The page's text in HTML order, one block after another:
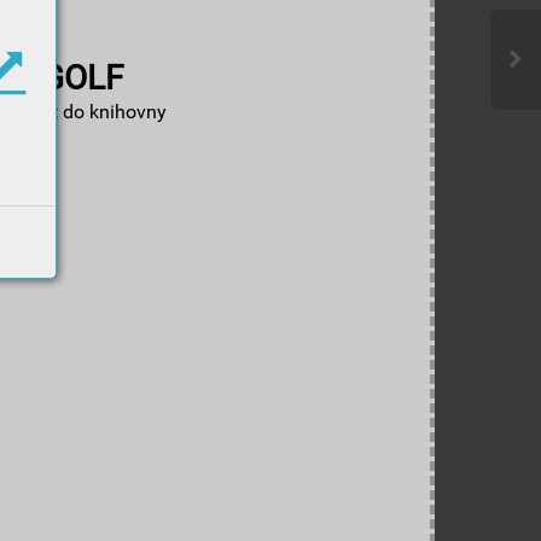
GOLF
Zpět do knihovny